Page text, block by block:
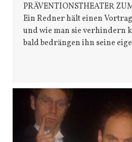
PRÄVENTIONSTHEATER
Ein Redner hält einen
und wie man sie verhindern
bald bedrängen ihn seine